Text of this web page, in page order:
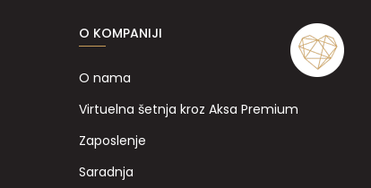
O KOMPANIJI
O nama
Virtuelna šetnja kroz Aksa Premium
Zaposlenje
Saradnja